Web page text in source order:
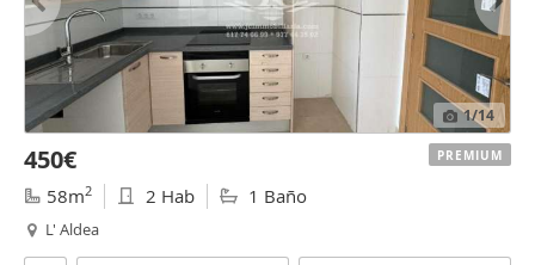
1/14
450€
58m2 2 Hab 1 Baño
L' Aldea
PREMIUM